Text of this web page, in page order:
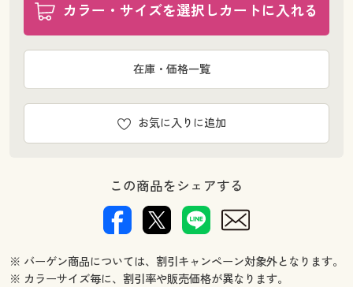
カラー・サイズを選択しカートに入れる
お気に入りに追加
在庫・価格一覧
この商品をシェアする
※ バーゲン商品については、割引キャンペーン対象外となります。
※ カラーサイズ毎に、割引率や販売価格が異なります。